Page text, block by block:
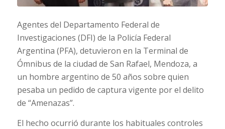
Agentes del Departamento Federal de
Investigaciones (DFI) de la Policía Federal
Argentina (PFA), detuvieron en la Terminal de
Ómnibus de la ciudad de San Rafael, Mendoza, a
un hombre argentino de 50 años sobre quien
pesaba un pedido de captura vigente por el delito
de “Amenazas”.
El hecho ocurrió durante los habituales controles